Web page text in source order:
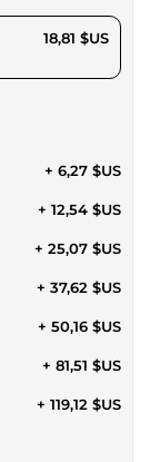
18,81 $US
+ 6,27 $US
+ 12,54 $US
+ 25,07 $US
+ 37,62 $US
+ 50,16 $US
+ 81,51 $US
+ 119,12 $US